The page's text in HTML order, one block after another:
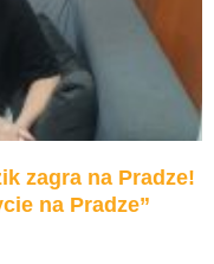
zagra na Pradze!
na Pradze”